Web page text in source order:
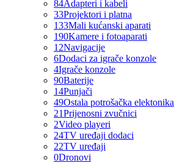
84Adapteri i kabeli
33Projektori i platna
133Mali kućanski aparati
190Kamere i fotoaparati
12Navigacije
6Dodaci za igrače konzole
4Igrače konzole
90Baterije
14Punjači
49Ostala potrošačka elektonika
21Prijenosni zvučnici
2Video playeri
24TV uređaji dodaci
22TV uređaji
0Dronovi